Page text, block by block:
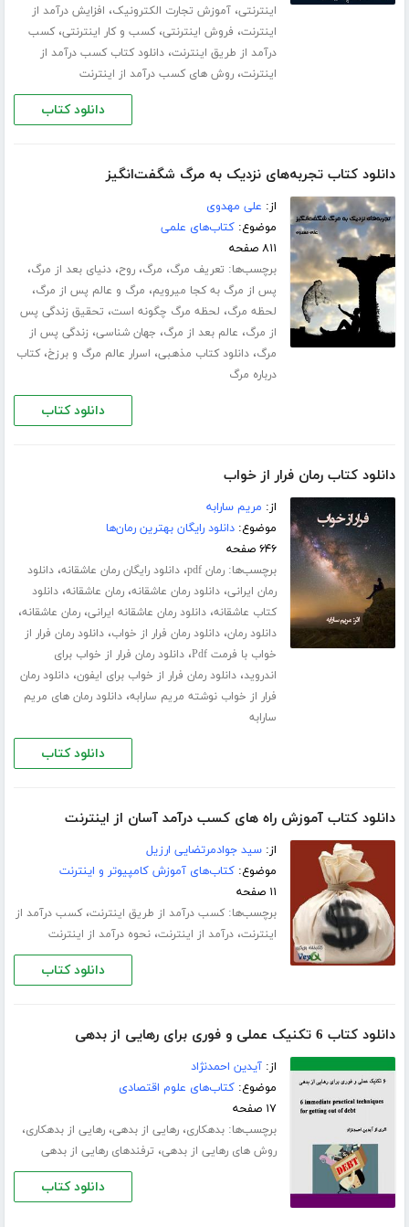
اینترنتی،آموزش تجارت الکترونیک، افزایش درآمد از
اینترنت، فروش اینترنتی،کسب و کار اینترنتی،کسب
درآمد از طریق اینترنت،دانلود کتاب کسب درآمد از
اینترنت،روش های کسب درآمد از اینترنت
دانلود کتاب
دانلود کتاب تجربه‌های نزدیک به مرگ شگفت‌انگیز
از: علی مهدوی
موضوع:کتاب‌های علمی
۸۱۱ صفحه
برچسب‌ها: تعریف مرگ، مرگ،روح،دنیای بعد از مرگ،
پس از مرگ به کجا میرویم، مرگ و عالم پس از مرگ،
لحظه مرگ، لحظه مرگ چگونه است، تحقیق زندگی پس
از مرگ، عالم بعد از مرگ، جهان شناسی، زندگی پس از
مرگ،دانلود کتاب مذهبی، اسرار عالم مرگ و برزخ،کتاب
درباره مرگ
دانلود کتاب
دانلود کتاب رمان فرار از خواب
از: مریم سارابه
موضوع:دانلود رایگان بهترین رمان‌ها
۶۴۶ صفحه
برچسب‌ها:رمان pdf ،دانلود رایگان رمان عاشقانه،دانلود
رمان ایرانی،دانلود رمان عاشقانه،رمان عاشقانه،دانلود
کتاب عاشقانه،دانلود رمان عاشقانه ایرانی،رمان عاشقانه،
دانلود رمان،دانلود رمان فرار از خواب،دانلود رمان فرار از
خواب با فرمت Pdf
،دانلود رمان فرار از خواب برای
اندروید،دانلود رمان فرار از خواب برای ایفون،دانلود رمان
فرار از خواب نوشته مریم سارابه،دانلود رمان های مریم
سارابه
دانلود کتاب
دانلود کتاب آموزش راه های کسب درآمد آسان از اینترنت
از:سید جوادمرتضایی ارزیل
موضوع:کتاب‌های آموزش کامپیوتر و اینترنت
۱۱ صفحه
برچسب‌ها:کسب درآمد از طریق اینترنت،کسب درآمد از
اینترنت،درآمد از اینترنت،نحوه درآمد از اینترنت
دانلود کتاب
دانلود کتاب 6 تکنیک عملی و فوری برای رهایی از بدهی
از:آیدین احمدنژاد
موضوع:کتاب‌های علوم اقتصادی
۱۷ صفحه
برچسب‌ها:بدهکاری،رهایی از بدهی،رهایی از بدهکاری،
روش های رهایی از بدهی، ترفندهای رهایی از بدهی
دانلود کتاب